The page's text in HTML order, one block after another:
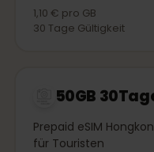
1,10 € pro GB
30 Tage Gültigkeit
50GB
Prepaid eSIM
für Touristen